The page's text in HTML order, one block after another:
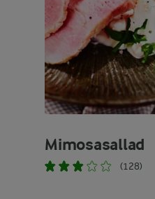
Mimosasallad
(128)